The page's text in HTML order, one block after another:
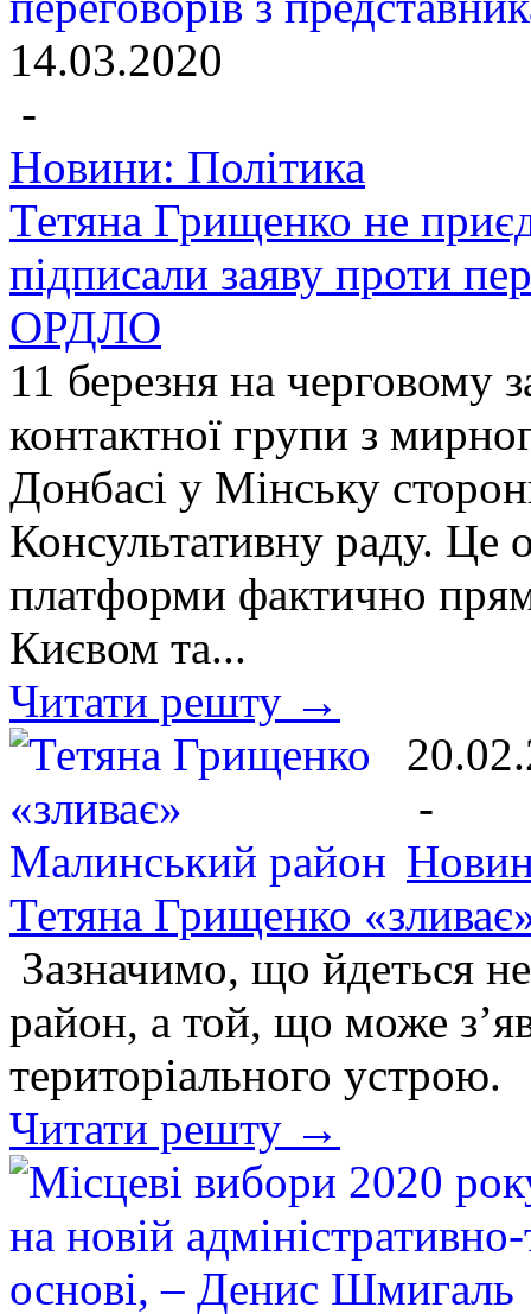
14.03.2020
-
Новини: Політика
Тетяна Грищенко не
підписали заяву проти
ОРДЛО
11 березня на черговому
контактної групи з
Донбасі у Мінську
Консультативну раду. Це
платформи фактично
Києвом та...
Читати решту →
-
Тетяна Грищенко
Зазначимо, що йдеться
район, а той, що може
територіального устрою.
Читати решту →